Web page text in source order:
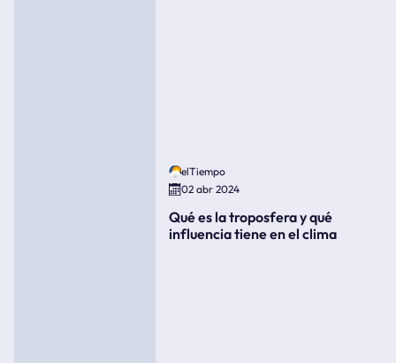
elTiempo
02 abr 2024
Qué es la troposfera y qué
influencia tiene en el clima